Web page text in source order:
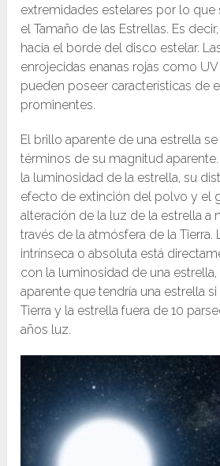
extremidades estelares por lo que
el Tamaño de las Estrellas. Es
hacia el borde del disco estelar.
enrojecidas enanas rojas como
pueden poseer características de
prominentes.
El brillo aparente de una estrella
términos de su magnitud
la luminosidad de la estrella, su
efecto de extinción del polvo y el
alteración de la luz de la estrella a
través de la atmósfera de la Tierra.
intrínseca o absoluta está
con la luminosidad de una
aparente que tendría una estrella
Tierra y la estrella fuera de 10
años luz.